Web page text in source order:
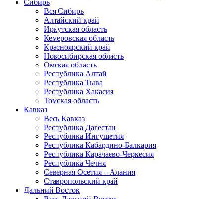
Сибирь
Вся Сибирь
Алтайский край
Иркутская область
Кемеровская область
Красноярский край
Новосибирская область
Омская область
Республика Алтай
Республика Тыва
Республика Хакасия
Томская область
Кавказ
Весь Кавказ
Республика Дагестан
Республика Ингушетия
Республика Кабардино-Балкария
Республика Карачаево-Черкесия
Республика Чечня
Северная Осетия – Алания
Ставропольский край
Дальний Восток